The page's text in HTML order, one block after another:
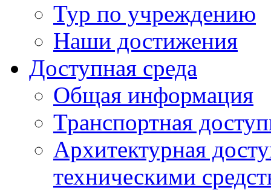
Тур по учреждению
Наши достижения
Доступная среда
Общая информация
Транспортная
Архитектурная
техническими